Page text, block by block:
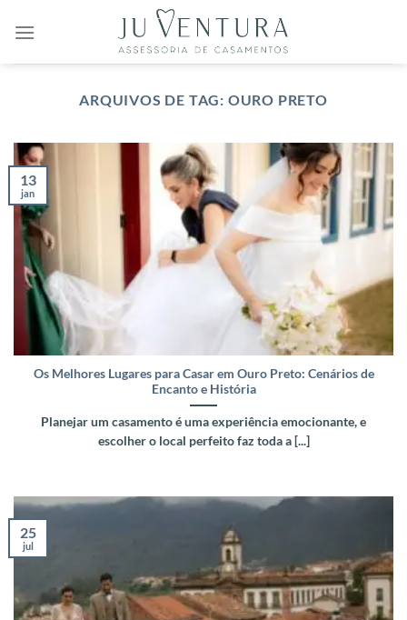
ARQUIVOS DE TAG: OURO PRETO
Os Melhores Lugares para Casar em Ouro Preto: Cenários de
Encanto e História
Planejar um casamento é uma experiência emocionante, e
escolher o local perfeito faz toda a [...]
13
jan
25
jul